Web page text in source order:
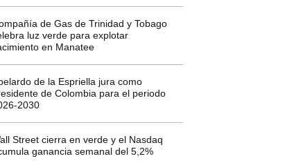
de Gas de Trinidad y Tobago
luz verde para explotar
en Manatee
de la Espriella jura como
de Colombia para el periodo
2030
Street cierra en verde y el Nasdaq
ganancia semanal del 5,2%